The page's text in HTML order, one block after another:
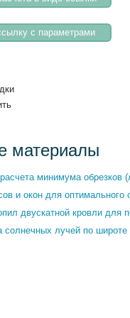
материалы
минимума обрезков
и окон для оптимального
двускатной кровли для
солнечных лучей по широте